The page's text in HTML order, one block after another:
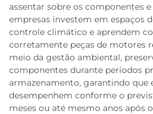
assentar sobre os componentes
empresas investem em espaços
controle climático e aprendem
corretamente peças de motores
meio da gestão ambiental,
componentes durante períodos
armazenamento, garantindo que
desempenhem conforme o
meses ou até mesmo anos após